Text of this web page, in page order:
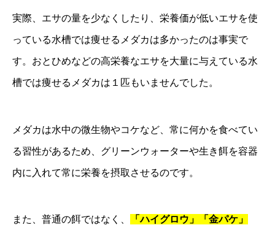
実際、エサの量を少なくしたり、栄養価が低いエサを使
っている水槽では痩せるメダカは多かったのは事実で
す。おとひめなどの高栄養なエサを大量に与えている水
槽では痩せるメダカは１匹もいませんでした。
メダカは水中の微生物やコケなど、常に何かを食べてい
る習性があるため、グリーンウォーターや生き餌を容器
内に入れて常に栄養を摂取させるのです。
また、普通の餌ではなく、 「ハイグロウ」「金パケ」